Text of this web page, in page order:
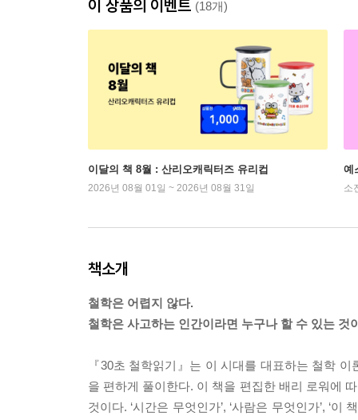
이 상품의 이벤트 (18개)
이달의 책 8월 : 산리오캐릭터즈 유리컵
2026년 08월 01일 ~ 2026년 08월 31일
예
소
책소개
철학은 어렵지 않다.
철학은 사고하는 인간이라면 누구나 할 수 있는 것
『30초 철학읽기』는 이 시대를 대표하는 철학
을 편하게 풀이한다. 이 책을 편집한 배리 로워에
것이다. ‘시간은 무엇인가’, ‘사람은 무엇인가’, ‘